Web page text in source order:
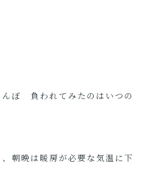
ぼ 負われてみたのはいつの
朝晩は暖房が必要な気温に下